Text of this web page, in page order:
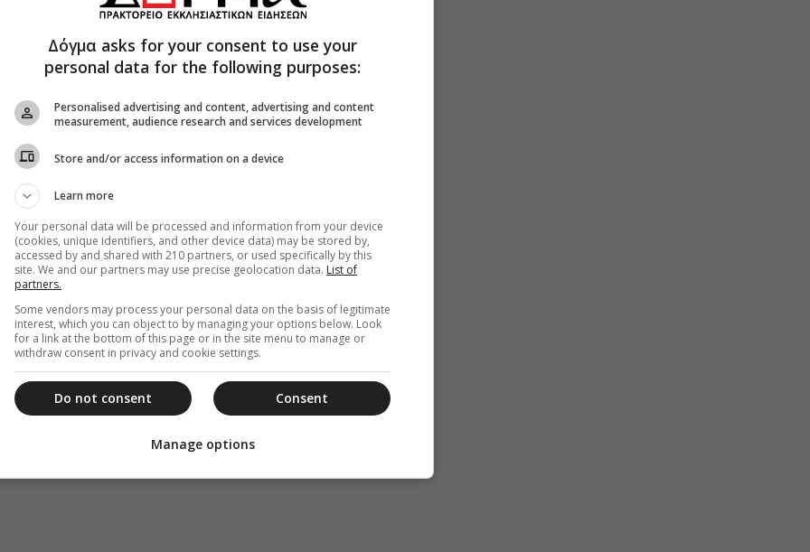
γεγονός, τῆς Ἐκκλησίας, ἐπωνύμως παναοίδιμε
δι’ εὐσέβειας ποικίλως διέπρεψας. Πάτερ
ἠμὶν τὸ μέγα ἔλεος.
καὶ σεμνότητος, τῆς Οἰκουμένης ὁ φωστήρ,
Στέφανε σοφέ, ταῖς διδαχαῖς σου πάντας
Χριστῷ τῷ Θεῷ, σωθῆναι τὰς ψυχὰς ἡμῶν.
Δόγμα asks for your consent to use your
personal data for the following purposes:
Personalised advertising and content, advertising and content
measurement, audience research and services development
Store and/or access information on a device
Learn more
Your personal data will be processed and information from your device
(cookies, unique identifiers, and other device data) may be stored by,
accessed by and shared with 210 partners, or used specifically by this
site. We and our partners may use precise geolocation data. List of
partners.
Some vendors may process your personal data on the basis of legitimate
interest, which you can object to by managing your options below. Look
for a link at the bottom of this page or in the site menu to manage or
withdraw consent in privacy and cookie settings.
Consent
Do not consent
Manage options